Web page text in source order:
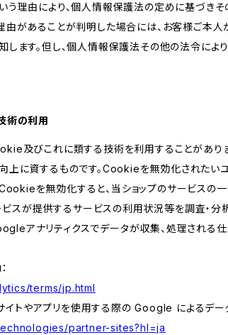
理由により、個人情報保護法の定めに基づきそ
由があることが判明した場合には、お客様ご本
します。但し、個人情報保護法その他の法令に
術の利用
及びこれに類する技術を利用することがあり
上に資するものです。Cookieを無効化されたい
Cookieを無効化すると、当ショップのサービスの
ービスが提供するサービスの利用状況等を調査
アナリティクスでデータが収集、処理され
terms/jp.html
トやアプリを使用する際の Google によるデー
partner-sites?hl=ja